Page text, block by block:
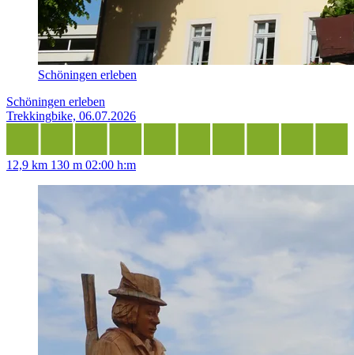
Schöningen erleben
Schöningen erleben
Trekkingbike, 06.07.2026
12,9 km 130 m 02:00 h:m